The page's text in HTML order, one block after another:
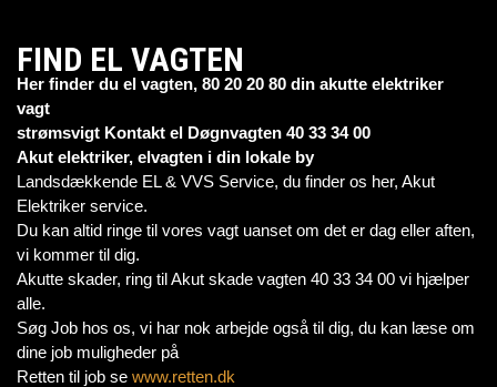
FIND EL VAGTEN
Her finder du el vagten, 80 20 20 80 din akutte elektriker
vagt
strømsvigt Kontakt el Døgnvagten 40 33 34 00
Akut elektriker, elvagten i din lokale by
Landsdækkende EL & VVS Service, du finder os her, Akut
Elektriker service.
Du kan altid ringe til vores vagt uanset om det er dag eller aften,
vi kommer til dig.
Akutte skader, ring til Akut skade vagten 40 33 34 00 vi hjælper
alle.
Søg Job hos os, vi har nok arbejde også til dig, du kan læse om
dine job muligheder på
Retten til job se www.retten.dk